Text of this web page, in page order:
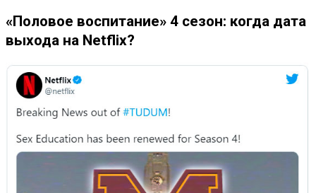
«Половое воспитание» 4 сезон: когда дата
выхода на Netflix?